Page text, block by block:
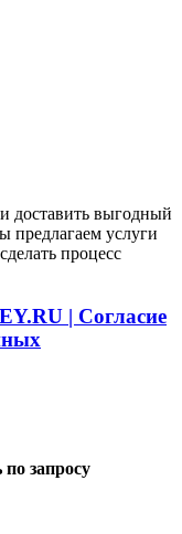
доставить выгодный
предлагаем услуги
процесс
| Cогласие
запросу